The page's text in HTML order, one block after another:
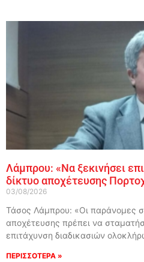
Λάμπρου: «Να ξεκινήσει
δίκτυο αποχέτευσης
03/08/2026
Τάσος Λάμπρου: «Οι παράνομες
αποχέτευσης πρέπει να
επιτάχυνση διαδικασιών
ΠΕΡΙΣΣΟΤΕΡΑ »